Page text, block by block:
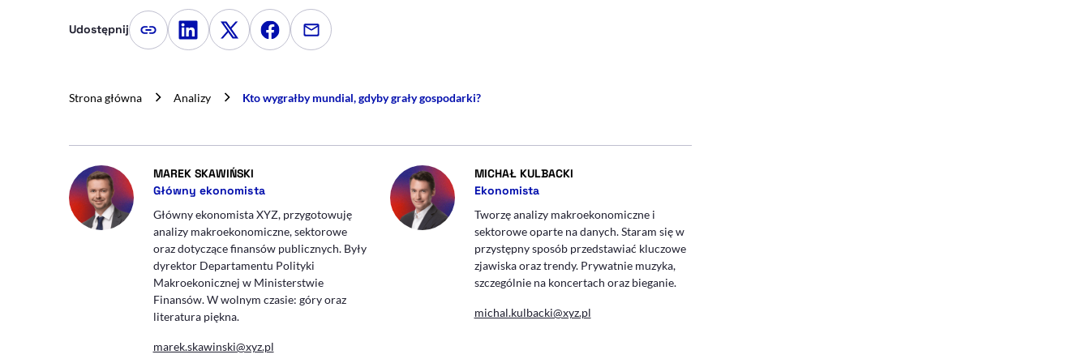
Udostępnij Kopiuj link artykułu
Udostępnij na LinkedIn
Udostępnij na Twitterze
Udostępnij na Facebooku
Udostępnij przez e-mail
Strona główna Analizy Kto wygrałby mundial, gdyby grały gospodarki?
MAREK SKAWIŃSKI - AUTOR ARTYKUŁU - PROFIL
Główny ekonomista
Główny ekonomista XYZ, przygotowuję
analizy makroekonomiczne, sektorowe
oraz dotyczące finansów publicznych. Były
dyrektor Departamentu Polityki
Makroekonicznej w Ministerstwie
Finansów. W wolnym czasie: góry oraz
literatura piękna.
marek.skawinski@xyz.pl
MICHAŁ KULBACKI
Ekonomista
Tworzę analizy makroekonomiczne i
sektorowe oparte na danych. Staram się w
przystępny sposób przedstawiać kluczowe
zjawiska oraz trendy. Prywatnie muzyka,
szczególnie na koncertach oraz bieganie.
michal.kulbacki@xyz.pl